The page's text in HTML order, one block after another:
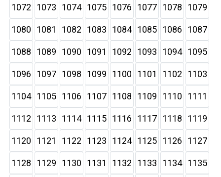
1072 1073 1074 1075 1076 1077 1078 1079
1080 1081 1082 1083 1084 1085 1086 1087
1088 1089 1090 1091 1092 1093 1094 1095
1096 1097 1098 1099 1100 1101 1102 1103
1104 1105 1106 1107 1108 1109 1110 1111
1112 1113 1114 1115 1116 1117 1118 1119
1120 1121 1122 1123 1124 1125 1126 1127
1128 1129 1130 1131 1132 1133 1134 1135